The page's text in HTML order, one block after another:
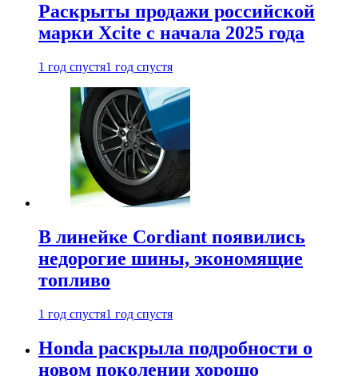
Раскрыты продажи российской
марки Xcite с начала 2025 года
1 год спустя1 год спустя
В линейке Cordiant появились
недорогие шины, экономящие
топливо
1 год спустя1 год спустя
Honda раскрыла подробности о
новом поколении хорошо